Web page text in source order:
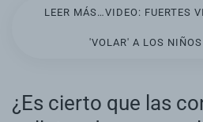
LEER MÁS…VIDEO: FUERTES
'VOLAR' A LOS
¿Es cierto que las